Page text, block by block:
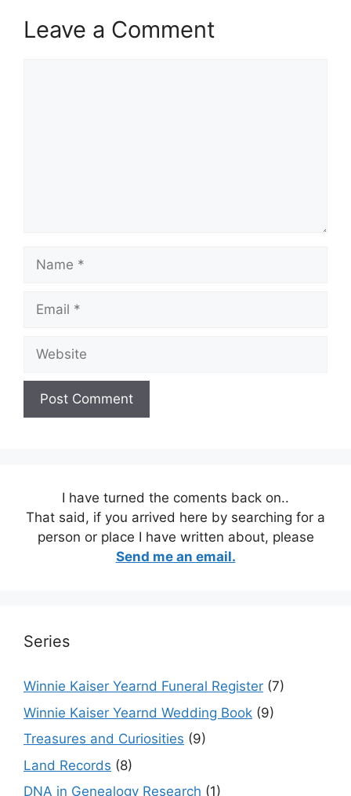
Leave a Comment
Name
Email
Website
I have turned the coments back on..
That said, if you arrived here by searching for a
person or place I have written about, please
Send me an email.
Series
Winnie Kaiser Yearnd Funeral Register (7)
Winnie Kaiser Yearnd Wedding Book (9)
Treasures and Curiosities (9)
Land Records (8)
DNA in Genealogy Research (1)